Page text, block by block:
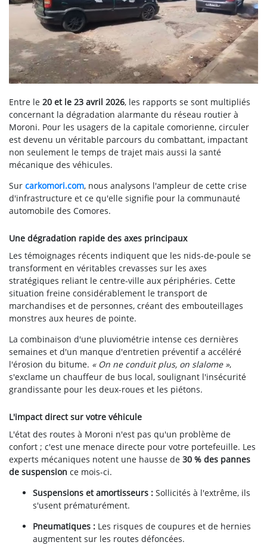
Entre le 20 et le 23 avril 2026, les rapports se sont multipliés
concernant la dégradation alarmante du réseau routier à
Moroni. Pour les usagers de la capitale comorienne, circuler
est devenu un véritable parcours du combattant, impactant
non seulement le temps de trajet mais aussi la santé
mécanique des véhicules.
Sur carkomori.com, nous analysons l'ampleur de cette crise
d'infrastructure et ce qu'elle signifie pour la communauté
automobile des Comores.
Une dégradation rapide des axes principaux
Les témoignages récents indiquent que les nids-de-poule se
transforment en véritables crevasses sur les axes
stratégiques reliant le centre-ville aux périphéries. Cette
situation freine considérablement le transport de
marchandises et de personnes, créant des embouteillages
monstres aux heures de pointe.
La combinaison d'une pluviométrie intense ces dernières
semaines et d'un manque d'entretien préventif a accéléré
l'érosion du bitume. « On ne conduit plus, on slalome »,
s'exclame un chauffeur de bus local, soulignant l'insécurité
grandissante pour les deux-roues et les piétons.
L'impact direct sur votre véhicule
L'état des routes à Moroni n'est pas qu'un problème de
confort ; c'est une menace directe pour votre portefeuille. Les
experts mécaniques notent une hausse de 30 % des pannes
de suspension ce mois-ci.
Suspensions et amortisseurs : Sollicités à l'extrême, ils
s'usent prématurément.
Pneumatiques : Les risques de coupures et de hernies
augmentent sur les routes défoncées.